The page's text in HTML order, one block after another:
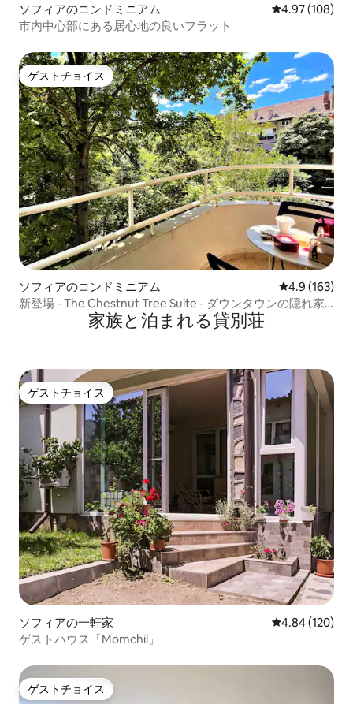
ソフィアのコンドミニアム レビュー108
4.97 (108)
市内中心部にある居心地の良いフラット
ゲストチョイス
ゲストチョイス
ソフィアのコンドミニアム レビュー163
4.9 (163)
新登場 - The Chestnut Tree Suite - ダウンタウンの隠れ家
的なお部屋（4名様用）家族と泊まれる貸別荘
ゲストチョイス
ゲストチョイス
ソフィアの一軒家 レビュー120
4.84 (120)
ゲストハウス「Momchil」
ゲストチョイス
ゲストチョイス